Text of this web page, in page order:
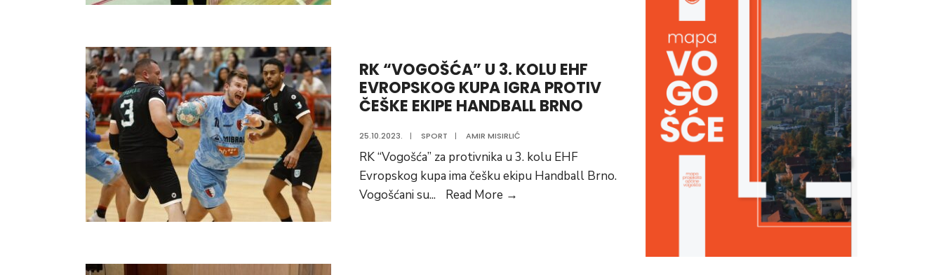
TURNIRU
RG
“VISOKO
2023”
RK “VOGOŠĆA” U 3. KOLU EHF
EVROPSKOG KUPA IGRA PROTIV
ČEŠKE EKIPE HANDBALL BRNO
25.10.2023. | SPORT | AMIR MISIRLIĆ
RK “Vogošća” za protivnika u 3. kolu EHF
Evropskog kupa ima češku ekipu Handball Brno.
Vogošćani su... Read More →